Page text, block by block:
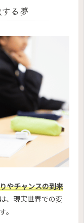
る夢
やチャンスの到来
、現実世界での変
。